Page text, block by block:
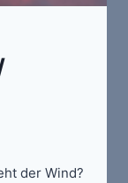
der Wind?